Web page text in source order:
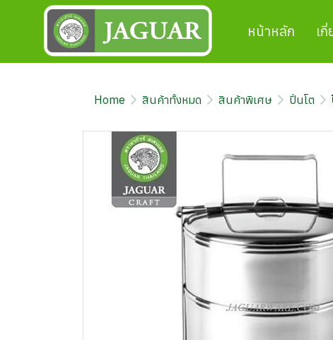
หน้าหลัก เ
Home สินค้าทั้งหมด สินค้าพิเศษ ปิ่นโต